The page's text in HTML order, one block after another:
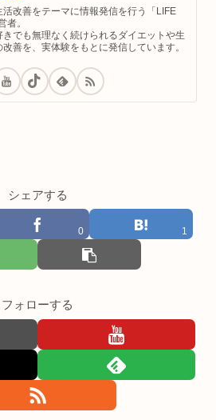
活改善をテーマに情報発信を行う「LIFE
者。
きでも無理なく続けられるダイエットや生
善を、実体験をもとに発信しています。
シェアする
0 1
フォローする